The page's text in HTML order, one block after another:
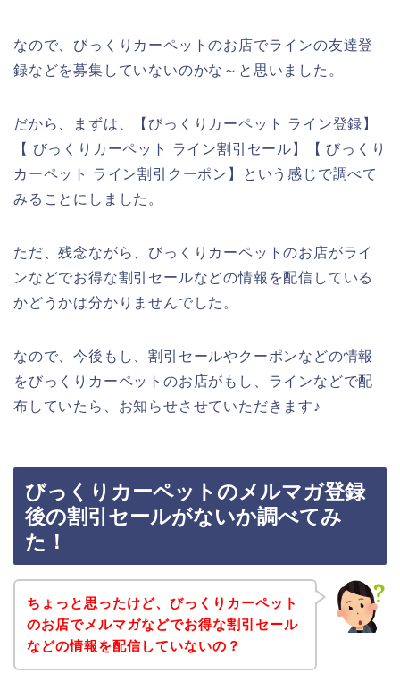
なので、びっくりカーペットのお店でラインの友達登
録などを募集していないのかな～と思いました。
だから、まずは、【びっくりカーペット ライン登録】
【 びっくりカーペット ライン割引セール】【 びっくり
カーペット ライン割引クーポン】という感じで調べて
みることにしました。
ただ、残念ながら、びっくりカーペットのお店がライ
ンなどでお得な割引セールなどの情報を配信している
かどうかは分かりませんでした。
なので、今後もし、割引セールやクーポンなどの情報
をびっくりカーペットのお店がもし、ラインなどで配
布していたら、お知らせさせていただきます♪
びっくりカーペットのメルマガ登録
後の割引セールがないか調べてみ
た！
ちょっと思ったけど、びっくりカーペット
のお店でメルマガなどでお得な割引セール
などの情報を配信していないの？